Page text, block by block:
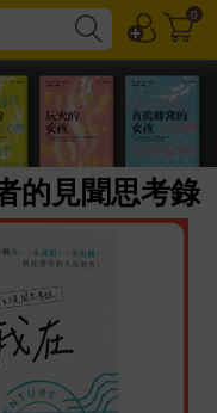
0
的見聞思考錄